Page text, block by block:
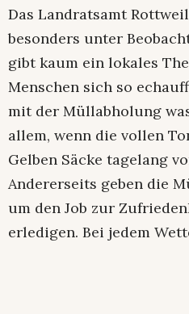
Das Landratsamt
besonders unter
gibt kaum ein lokales
Menschen sich so
mit der Müllabholung
allem, wenn die vollen
Gelben Säcke tagelang
Andererseits geben die
um den Job zur
erledigen. Bei jedem